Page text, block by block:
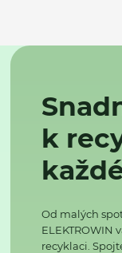
k
Od malých
ELEKTROWIN
recyklaci.